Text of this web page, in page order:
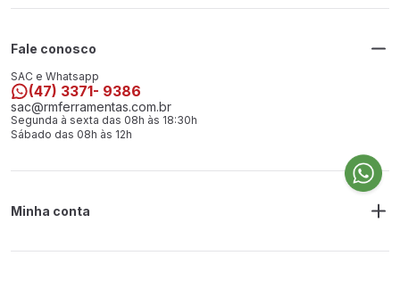
Fale conosco
SAC e Whatsapp
(47) 3371- 9386
sac@rmferramentas.com.br
Segunda à sexta das 08h às 18:30h
Sábado das 08h às 12h
Minha conta
Endereço de Entrega